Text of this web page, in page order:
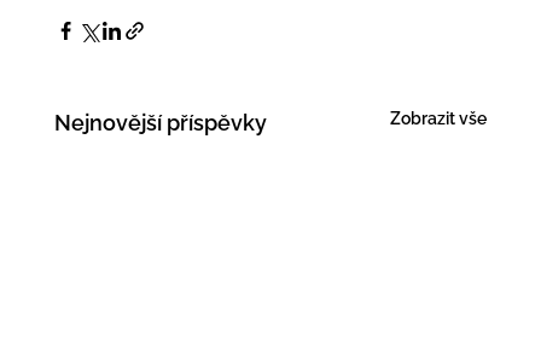
Nejnovější příspěvky Zobrazit vše